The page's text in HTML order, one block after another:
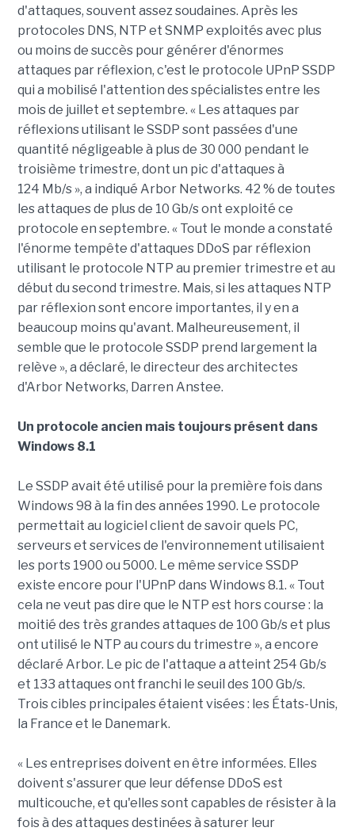
d'attaques, souvent assez soudaines. Après les
protocoles DNS, NTP et SNMP exploités avec plus
ou moins de succès pour générer d'énormes
attaques par réflexion, c'est le protocole UPnP SSDP
qui a mobilisé l'attention des spécialistes entre les
mois de juillet et septembre. « Les attaques par
réflexions utilisant le SSDP sont passées d'une
quantité négligeable à plus de 30 000 pendant le
troisième trimestre, dont un pic d'attaques à
124 Mb/s », a indiqué Arbor Networks. 42 % de toutes
les attaques de plus de 10 Gb/s ont exploité ce
protocole en septembre. « Tout le monde a constaté
l'énorme tempête d'attaques DDoS par réflexion
utilisant le protocole NTP au premier trimestre et au
début du second trimestre. Mais, si les attaques NTP
par réflexion sont encore importantes, il y en a
beaucoup moins qu'avant. Malheureusement, il
semble que le protocole SSDP prend largement la
relève », a déclaré, le directeur des architectes
d'Arbor Networks, Darren Anstee.
Un protocole ancien mais toujours présent dans
Windows 8.1
Le SSDP avait été utilisé pour la première fois dans
Windows 98 à la fin des années 1990. Le protocole
permettait au logiciel client de savoir quels PC,
serveurs et services de l'environnement utilisaient
les ports 1900 ou 5000. Le même service SSDP
existe encore pour l'UPnP dans Windows 8.1. « Tout
cela ne veut pas dire que le NTP est hors course : la
moitié des très grandes attaques de 100 Gb/s et plus
ont utilisé le NTP au cours du trimestre », a encore
déclaré Arbor. Le pic de l'attaque a atteint 254 Gb/s
et 133 attaques ont franchi le seuil des 100 Gb/s.
Trois cibles principales étaient visées : les États-Unis,
la France et le Danemark.
« Les entreprises doivent en être informées. Elles
doivent s'assurer que leur défense DDoS est
multicouche, et qu'elles sont capables de résister à la
fois à des attaques destinées à saturer leur